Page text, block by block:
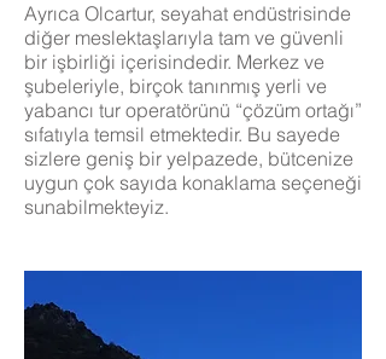
Ayrıca Olcartur, seyahat endüstrisinde
diğer meslektaşlarıyla tam ve güvenli
bir işbirliği içerisindedir. Merkez ve
şubeleriyle, birçok tanınmış yerli ve
yabancı tur operatörünü “çözüm ortağı”
sıfatıyla temsil etmektedir. Bu sayede
sizlere geniş bir yelpazede, bütcenize
uygun çok sayıda konaklama seçeneği
sunabilmekteyiz.